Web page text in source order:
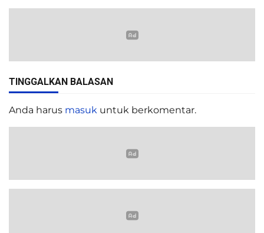
TINGGALKAN BALASAN
Anda harus masuk untuk berkomentar.